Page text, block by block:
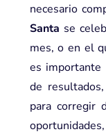
necesario
Santa se
mes, o en el
es importante
de
para corregir